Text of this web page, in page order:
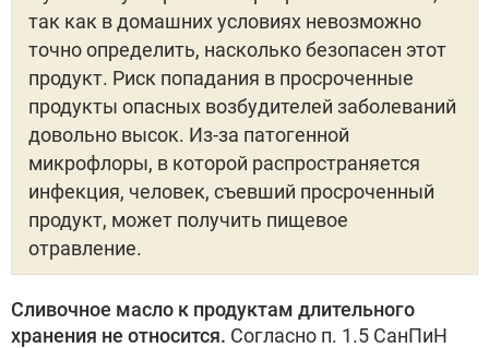
так как в домашних условиях невозможно
точно определить, насколько безопасен этот
продукт. Риск попадания в просроченные
продукты опасных возбудителей заболеваний
довольно высок. Из-за патогенной
микрофлоры, в которой распространяется
инфекция, человек, съевший просроченный
продукт, может получить пищевое
отравление.
Сливочное масло к продуктам длительного
хранения не относится. Согласно п. 1.5 СанПиН